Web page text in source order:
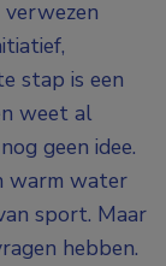
stap is een
weet al
geen idee.
warm water
sport. Maar
hebben.